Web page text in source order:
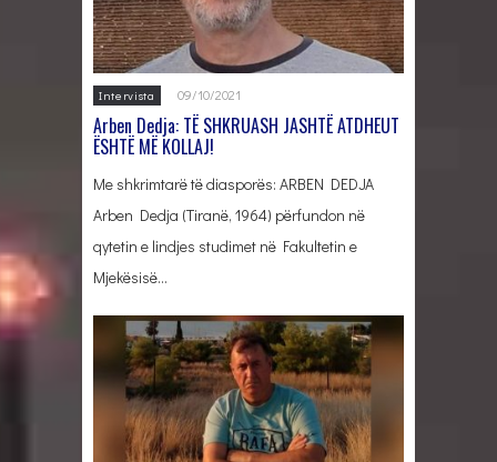
Intervista 09/10/2021
Arben Dedja: TË SHKRUASH JASHTË ATDHEUT
ËSHTË MË KOLLAJ!
Me shkrimtarë të diasporës: ARBEN DEDJA
Arben Dedja (Tiranë, 1964) përfundon në
qytetin e lindjes studimet në Fakultetin e
Mjekësisë…